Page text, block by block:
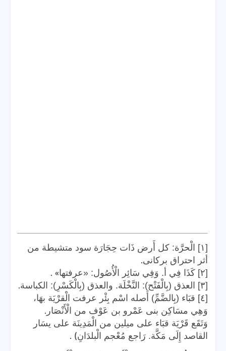
[١] الْحرَّة: كل أَرض ذَات حِجَارَة سود متشيطة من
أثر احتراق بركانى.
[٢] كَذَا فِي أ. وَفِي سَائِر الْأُصُول: «عرفتها » .
[٣] العذق (بِالْفَتْح): النَّخْلَة. والعذق (بِالْكَسْرِ): الكباسة .
[٤] قبَاء (بِالضَّمِّ) أَصله اسْم بِئْر عرفت الْقرْيَة بهَا،
وَهِي مسَاكِن بنى عَمْرو بن عَوْف من الْأَنْصَار .
وَتَقَع قَرْيَة قبَاء على ميلين من الْمَدِينَة على يسَار
القاصد إِلَى مَكَّة. رَاجع مُعْجم الْبلدَانِ) .